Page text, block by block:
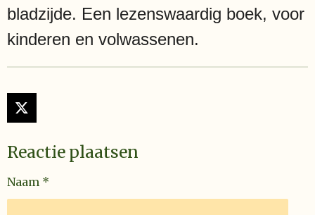
bladzijde. Een lezenswaardig boek, voor
kinderen en volwassenen.
X
Reactie plaatsen
Naam *